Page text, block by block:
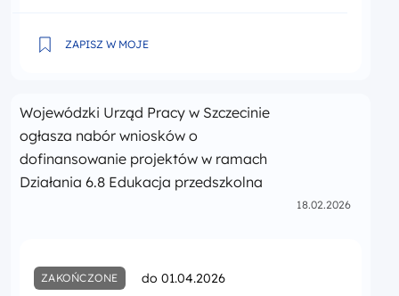
ZAPISZ W MOJE
6.22 Kompleksowe wsparcie na rzecz rodziny- typ 1-5
Wojewódzki Urząd Pracy w Szczecinie
ogłasza nabór wniosków o
dofinansowanie projektów w ramach
Działania 6.8 Edukacja przedszkolna
18.02.2026
ZAKOŃCZONE do 01.04.2026